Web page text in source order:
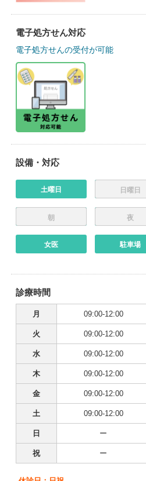
電子処方せん対応
電子処方せんの受付が可能
設備・対応
土曜日 日曜日
朝 夜
女医 駐車場
診療時間
月 09:00-12:00
火 09:00-12:00
水 09:00-12:00
木 09:00-12:00
金 09:00-12:00
土 09:00-12:00
日 ー
祝 ー